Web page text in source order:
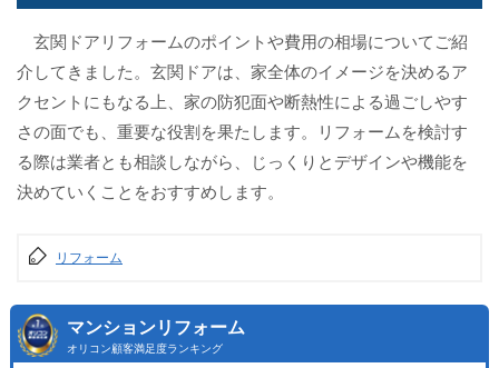
玄関ドアリフォームのポイントや費用の相場についてご紹
介してきました。玄関ドアは、家全体のイメージを決めるア
クセントにもなる上、家の防犯面や断熱性による過ごしやす
さの面でも、重要な役割を果たします。リフォームを検討す
る際は業者とも相談しながら、じっくりとデザインや機能を
決めていくことをおすすめします。
リフォーム
マンションリフォーム
オリコン顧客満足度ランキング